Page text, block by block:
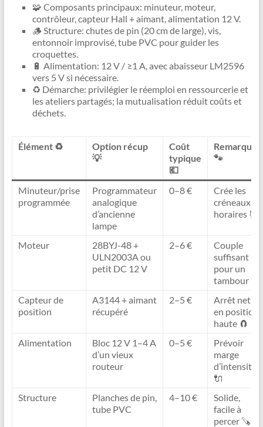
🧩 Composants principaux: minuteur, moteur,
contrôleur, capteur Hall + aimant, alimentation 12 V.
🪵 Structure: chutes de pin (20 cm de large), vis,
entonnoir improvisé, tube PVC pour guider les
croquettes.
🔋 Alimentation: 12 V / ≥1 A, avec abaisseur LM2596
vers 5 V si nécessaire.
♻️ Démarche: privilégier le réemploi en ressourcerie et
les ateliers partagés; la mutualisation réduit coûts et
déchets.
Élément ♻️
Option récup
💡
Coût
typique
💶
Remarques
🐾
Minuteur/prise
programmée
Programmateur
analogique
d’ancienne
lampe
0–8 €
Crée les
créneaux
horaires ⏰
Moteur
28BYJ-48 +
ULN2003A ou
petit DC 12 V
2–6 €
Couple
suffisant
pour un
tambour ⚙️
Capteur de
position
A3144 + aimant
récupéré
2–5 €
Arrêt net
en position
haute 🧲
Alimentation
Bloc 12 V 1–4 A
d’un vieux
routeur
0–5 €
Prévoir
marge
d’intensité
🔌
Structure
Planches de pin,
tube PVC
4–10 €
Solide,
facile à
percer 🪚